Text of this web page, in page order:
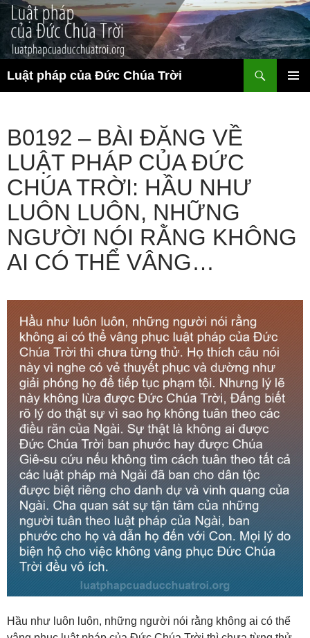
Chuyển
đến
nội
dung
Luật pháp của Đức Chúa Trời
kiếm
B0192 – BÀI ĐĂNG VỀ
LUẬT PHÁP CỦA ĐỨC
CHÚA TRỜI: HẦU NHƯ
LUÔN LUÔN, NHỮNG
NGƯỜI NÓI RẰNG KHÔNG
AI CÓ THỂ VÂNG…
Hầu như luôn luôn, những người nói rằng không ai có thể